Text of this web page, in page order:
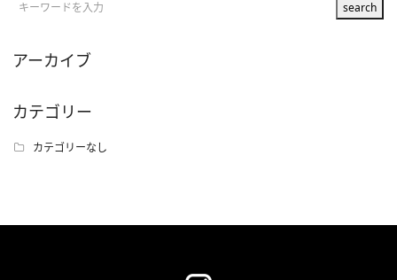
アーカイブ
カテゴリー
カテゴリーなし